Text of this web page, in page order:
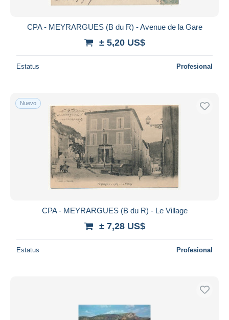
CPA - MEYRARGUES (B du R) - Avenue de la Gare
± 5,20 US$
Estatus Profesional
Nuevo
CPA - MEYRARGUES (B du R) - Le Village
± 7,28 US$
Estatus Profesional